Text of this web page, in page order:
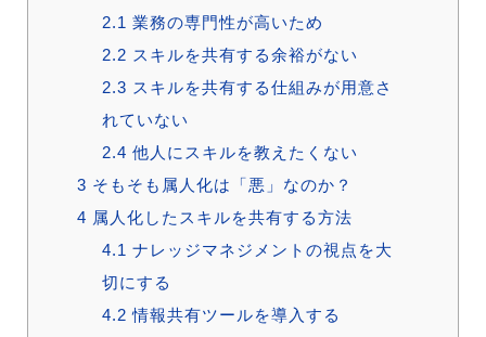
2.1 業務の専門性が高いため
2.2 スキルを共有する余裕がない
2.3 スキルを共有する仕組みが用意さ
れていない
2.4 他人にスキルを教えたくない
3 そもそも属人化は「悪」なのか？
4 属人化したスキルを共有する方法
4.1 ナレッジマネジメントの視点を大
切にする
4.2 情報共有ツールを導入する